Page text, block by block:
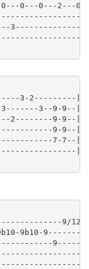
0---0---0---
3-2---------|
3--9-9--|
2--------9-9--|
9-9--|
7-7--|
|
9/
9b10-